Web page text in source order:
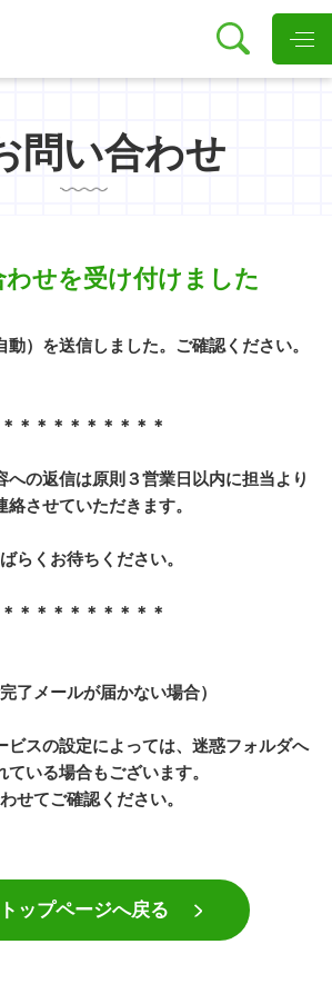
問い合わせ
わせを受け付けました
）を送信しました。ご確認ください。
＊＊＊＊＊＊＊＊＊＊
への返信は原則３営業日以内に担当より
絡させていただきます。
らくお待ちください。
＊＊＊＊＊＊＊＊＊＊
完了メールが届かない場合）
ビスの設定によっては、迷惑フォルダへ
ている場合もございます。
せてご確認ください。
トップページへ戻る